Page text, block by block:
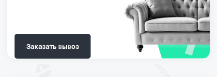
Заказать вывоз